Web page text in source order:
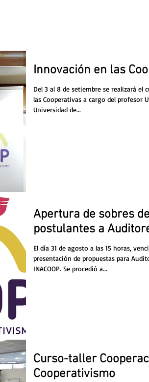
Innovación en las
Del 3 al 8 de setiembre se realizará el
las Cooperativas a cargo del profesor
Universidad de...
Apertura de sobres de
postulantes a
El día 31 de agosto a las 15 horas,
presentación de propuestas para
INACOOP. Se procedió a...
Curso-taller
Cooperativismo